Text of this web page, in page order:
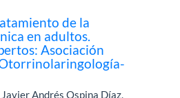
de la
en adultos.
Asociación
Andrés Ospina Díaz,